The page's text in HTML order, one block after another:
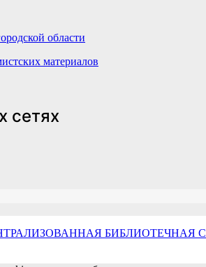
области
материалов
сетях
БИБЛИОТЕЧНАЯ